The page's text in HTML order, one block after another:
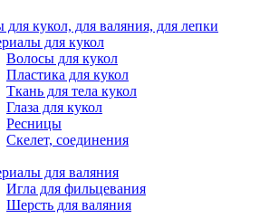
кукол, для валяния, для лепки
для кукол
Волосы для кукол
Пластика для кукол
Ткань для тела кукол
Глаза для кукол
Ресницы
Скелет, соединения
для валяния
Игла для фильцевания
Шерсть для валяния